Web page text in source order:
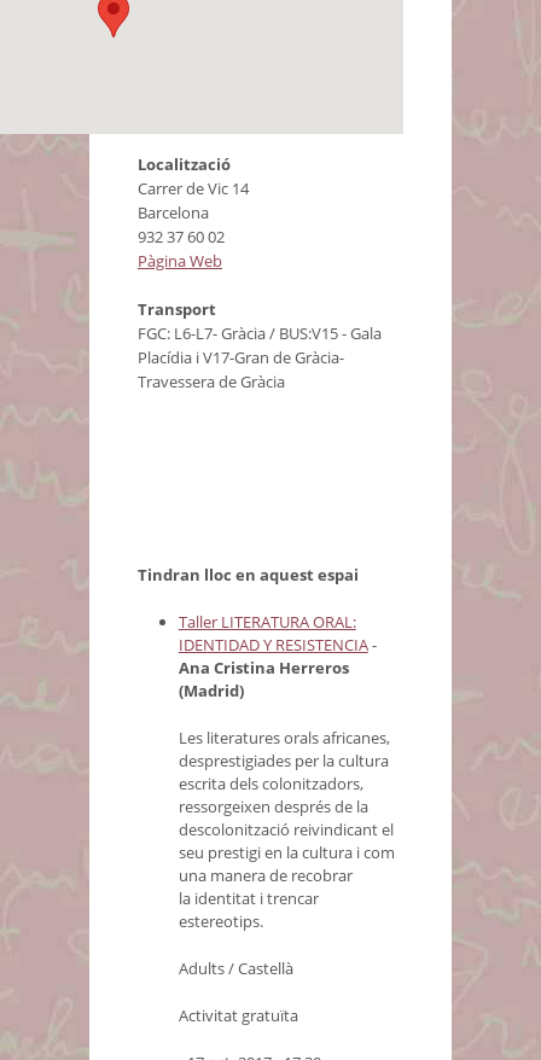
Localització
Carrer de Vic 14
Barcelona
932 37 60 02
Pàgina Web
Transport
FGC: L6-L7- Gràcia / BUS:V15 - Gala
Placídia i V17-Gran de Gràcia-
Travessera de Gràcia
Tindran lloc en aquest espai
Taller LITERATURA ORAL:
IDENTIDAD Y RESISTENCIA-
Ana Cristina Herreros
(Madrid)
Les literatures orals africanes,
desprestigiades per la cultura
escrita dels colonitzadors,
ressorgeixen després de la
descolonització reivindicant el
seu prestigi en la cultura i com
una manera de recobrar
la identitat i trencar
estereotips.
Adults / Castellà
Activitat gratuïta